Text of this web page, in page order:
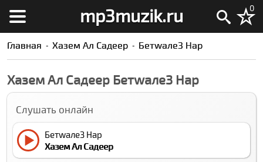
mp3muzik.ru 0
Главная Хазем Ал Садеер Бетwале3 Нар
Хазем Ал Садеер Бетwале3 Нар
Слушать онлайн
Бетwале3 Нар
Хазем Ал Садеер